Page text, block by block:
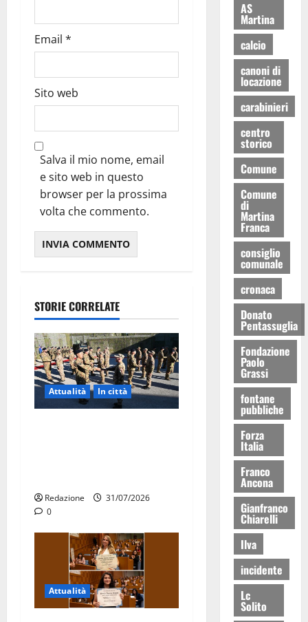
Email *
Sito web
Salva il mio nome, email
e sito web in questo
browser per la prossima
volta che commento.
STORIE CORRELATE
Attualità In città
Redazione
31/07/2026
0
Attualità
AS
Martina
calcio
canoni di
locazione
carabinieri
centro
storico
Comune
Comune
di
Martina
Franca
consiglio
comunale
cronaca
Donato
Pentassuglia
Fondazione
Paolo
Grassi
fontane
pubbliche
Forza
Italia
Franco
Ancona
Gianfranco
Chiarelli
Ilva
incidente
Lc
Solito